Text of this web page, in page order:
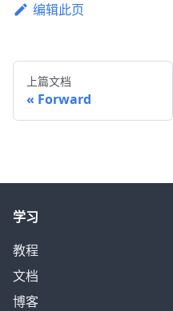
编辑此页
上篇文档
Forward
学习
教程
文档
博客